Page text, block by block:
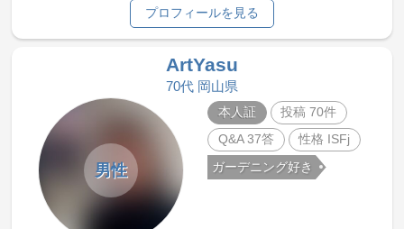
プロフィールを見る
ArtYasu
70代 岡山県
男性
本人証
投稿 70件
Q&A 37答
性格 ISFj
ガーデニング好き